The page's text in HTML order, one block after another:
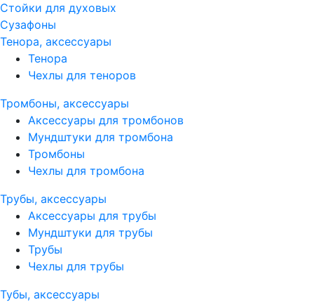
Стойки для духовых
Сузафоны
Тенора, аксессуары
Тенора
Чехлы для теноров
Тромбоны, аксессуары
Аксессуары для тромбонов
Мундштуки для тромбона
Тромбоны
Чехлы для тромбона
Трубы, аксессуары
Аксессуары для трубы
Мундштуки для трубы
Трубы
Чехлы для трубы
Тубы, аксессуары